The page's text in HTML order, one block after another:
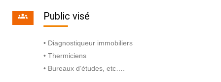
Public visé
• Diagnostiqueur immobiliers
• Thermiciens
• Bureaux d’études, etc….